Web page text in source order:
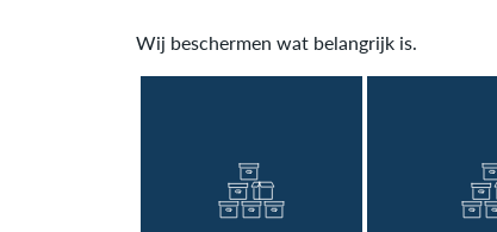
Wij beschermen wat belangrijk is.